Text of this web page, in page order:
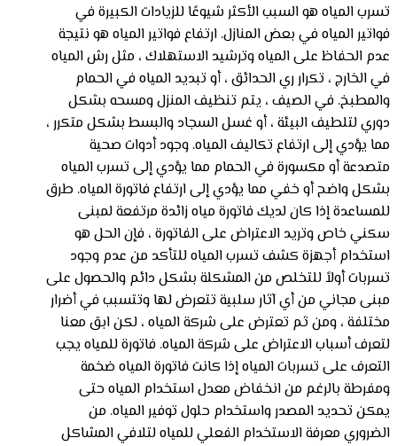
تسرب المياه هو السبب الأكثر شيوعًا للزيادات الكبيرة في
فواتير المياه في بعض المنازل. ارتفاع فواتير المياه هو نتيجة
عدم الحفاظ على المياه وترشيد الاستهلاك ، مثل رش المياه
في الخارج ، تكرار ري الحدائق ، أو تبديد المياه في الحمام
والمطبخ. في الصيف ، يتم تنظيف المنزل ومسحه بشكل
دوري لتلطيف البيئة ، أو غسل السجاد والبسط بشكل متكرر ،
مما يؤدي إلى ارتفاع تكاليف المياه. وجود أدوات صحية
متصدعة أو مكسورة في الحمام مما يؤدي إلى تسرب المياه
بشكل واضح أو خفي مما يؤدي إلى ارتفاع فاتورة المياه. طرق
للمساعدة إذا كان لديك فاتورة مياه زائدة مرتفعة لمبنى
سكني خاص وتريد الاعتراض على الفاتورة ، فإن الحل هو
استخدام أجهزة كشف تسرب المياه للتأكد من عدم وجود
تسربات أولاً للتخلص من المشكلة بشكل دائم والحصول على
مبنى مجاني من أي آثار سلبية تتعرض لها وتتسبب في أضرار
مختلفة ، ومن ثم تعترض على شركة المياه ، لكن ابق معنا
لتعرف أسباب الاعتراض على شركة المياه. فاتورة للمياه يجب
التعرف على تسربات المياه إذا كانت فاتورة المياه ضخمة
ومفرطة بالرغم من انخفاض معدل استخدام المياه حتى
يمكن تحديد المصدر واستخدام حلول توفير المياه. من
الضروري معرفة الاستخدام الفعلي للمياه لتلافي المشاكل